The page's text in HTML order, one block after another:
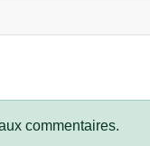
commentaires.